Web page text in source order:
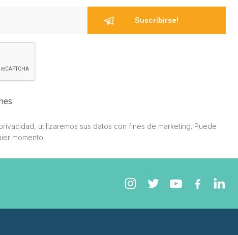
utilizaremos sus datos con fines de marketing. Puede
momento.